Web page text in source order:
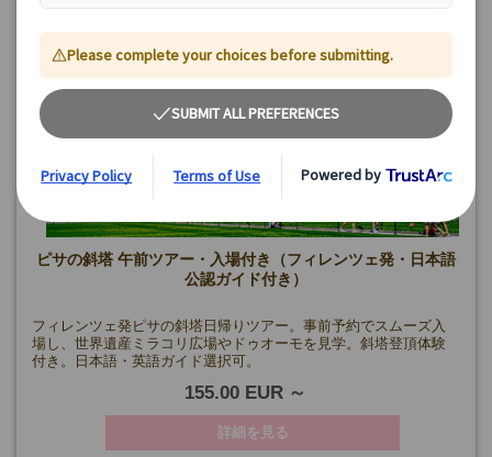
ピサの斜塔 午前ツアー・入場付き（フィレンツェ発・日本語
公認ガイド付き）
フィレンツェ発ピサの斜塔日帰りツアー。事前予約でスムーズ入
場し、世界遺産ミラコリ広場やドゥオーモを見学。斜塔登頂体験
付き。日本語・英語ガイド選択可。
155.00 EUR
詳細を見る